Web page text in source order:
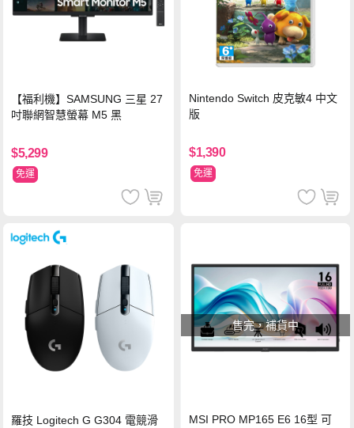
【福利機】SAMSUNG 三星 27
吋聯網智慧螢幕 M5 黑
$5,299
免運
Nintendo Switch 皮克敏4 中文
版
$1,390
免運
羅技 Logitech G G304 電競滑
售完，補貨中
MSI PRO MP165 E6 16型 可